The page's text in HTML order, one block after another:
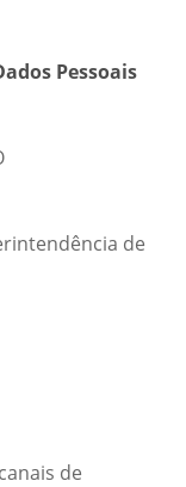
Pessoais
de
de